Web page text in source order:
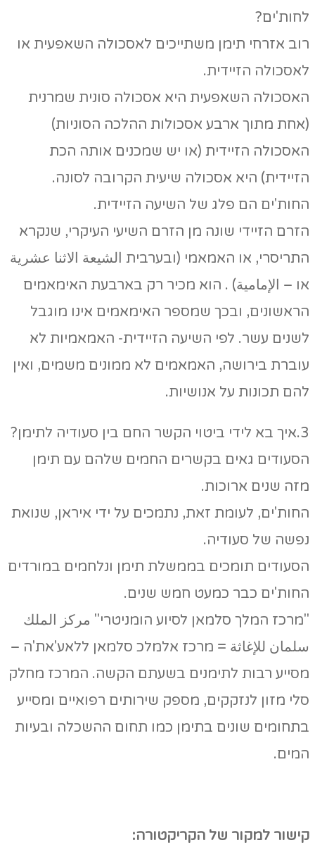
לחות'ים?
רוב אזרחי תימן משתייכים לאסכולה השאפעית או
לאסכולה הזיידית.
האסכולה השאפעית היא אסכולה סונית שמרנית
(אחת מתוך ארבע אסכולות ההלכה הסוניות)
האסכולה הזיידית (או יש שמכנים אותה הכת
הזיידית) היא אסכולה שיעית הקרובה לסונה.
החות'ים הם פלג של השיעה הזיידית.
הזרם הזיידי שונה מן הזרם השיעי העיקרי, שנקרא
התריסרי, או האמאמי (ובערבית الشيعة الاثنا عشرية
או – الإمامية) . הוא מכיר רק בארבעת האימאמים
הראשונים, ובכך שמספר האימאמים אינו מוגבל
לשנים עשר. לפי השיעה הזיידית- האמאמיות לא
עוברת בירושה, האמאמים לא ממונים משמים, ואין
להם תכונות על אנושיות.
3.איך בא לידי ביטוי הקשר החם בין סעודיה לתימן?
הסעודים גאים בקשרים החמים שלהם עם תימן
מזה שנים ארוכות.
החות'ים, לעומת זאת, נתמכים על ידי איראן, שנואת
נפשה של סעודיה.
הסעודים תומכים בממשלת תימן ונלחמים במורדים
החות'ים כבר כמעט חמש שנים.
"מרכז המלך סלמאן לסיוע הומניטרי" مركز الملك
سلمان للإغاثة = מרכז אלמלכ סלמאן ללאע'את'ה –
מסייע רבות לתימנים בשעתם הקשה. המרכז מחלק
סלי מזון לנזקקים, מספק שירותים רפואיים ומסייע
בתחומים שונים בתימן כמו תחום ההשכלה ובעיות
המים.
קישור למקור של הקריקטורה: